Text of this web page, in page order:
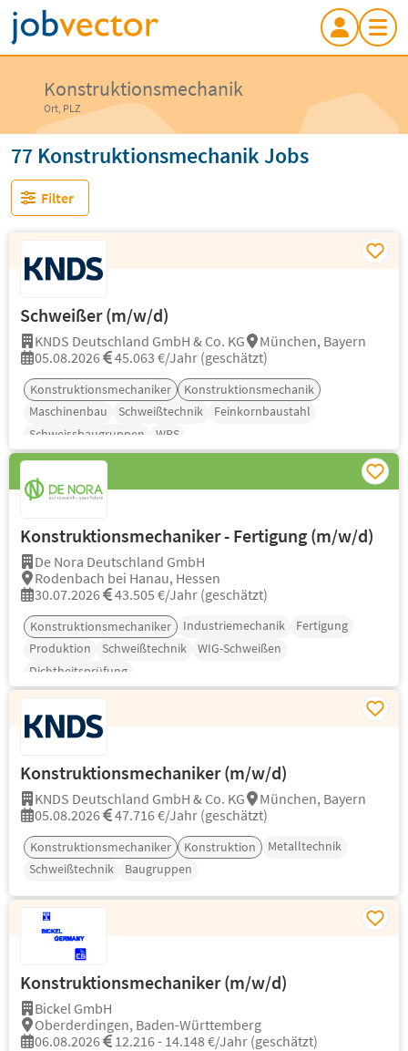
Konstruktionsmechanik
Ort, PLZ
77 Konstruktionsmechanik Jobs
Filter
Schweißer (m/w/d)
KNDS Deutschland GmbH & Co. KG
München, Bayern
05.08.2026
45.063 €/Jahr (geschätzt)
Konstruktionsmechaniker
Konstruktionsmechanik
Maschinenbau
Schweißtechnik
Feinkornbaustahl
Schweissbaugruppen
WPS
Konstruktionsmechaniker - Fertigung (m/w/d)
De Nora Deutschland GmbH
Rodenbach bei Hanau, Hessen
30.07.2026
43.505 €/Jahr (geschätzt)
Konstruktionsmechaniker Industriemechanik
Fertigung
Produktion
Schweißtechnik
WIG-Schweißen
Dichtheitsprüfung
Konstruktionsmechaniker (m/w/d)
KNDS Deutschland GmbH & Co. KG
München, Bayern
05.08.2026
47.716 €/Jahr (geschätzt)
Konstruktionsmechaniker Konstruktion
Metalltechnik
Schweißtechnik
Baugruppen
Konstruktionsmechaniker (m/w/d)
Bickel GmbH
Oberderdingen, Baden-Württemberg
06.08.2026
12.216 - 14.148 €/Jahr (geschätzt)